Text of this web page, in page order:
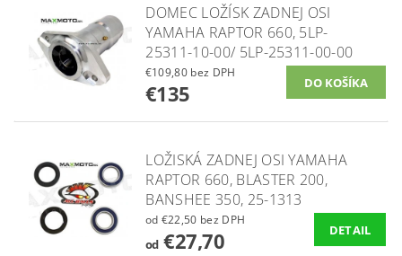
DOMEC LOŽÍSK ZADNEJ OSI
YAMAHA RAPTOR 660, 5LP-
25311-10-00/ 5LP-25311-00-00
€109,80 bez DPH
€135
LOŽISKÁ ZADNEJ OSI YAMAHA
RAPTOR 660, BLASTER 200,
BANSHEE 350, 25-1313
od €22,50 bez DPH
od€27,70 DETAIL